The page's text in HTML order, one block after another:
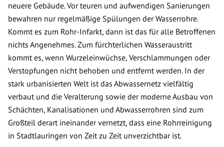
neuere Gebäude. Vor teuren und aufwendigen Sanierungen
bewahren nur regelmäßige Spülungen der Wasserrohre.
Kommt es zum Rohr-Infarkt, dann ist das für alle Betroffenen
nichts Angenehmes. Zum fürchterlichen Wasseraustritt
kommt es, wenn Wurzeleinwüchse, Verschlammungen oder
Verstopfungen nicht behoben und entfernt werden. In der
stark urbanisierten Welt ist das Abwassernetz vielfältig
verbaut und die Veralterung sowie der moderne Ausbau von
Schächten, Kanalisationen und Abwasserrohren sind zum
Großteil derart ineinander vernetzt, dass eine Rohrreinigung
in Stadtlauringen von Zeit zu Zeit unverzichtbar ist.